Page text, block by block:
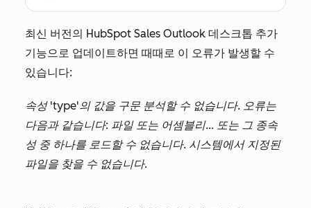
최신 버전의 HubSpot Sales Outlook 데스크톱 추가
기능으로 업데이트하면 때때로 이 오류가 발생할 수
있습니다:
속성 'type'의 값을 구문 분석할 수 없습니다. 오류는
다음과 같습니다: 파일 또는 어셈블리... 또는 그 종속
성 중 하나를 로드할 수 없습니다. 시스템에서 지정된
파일을 찾을 수 없습니다.